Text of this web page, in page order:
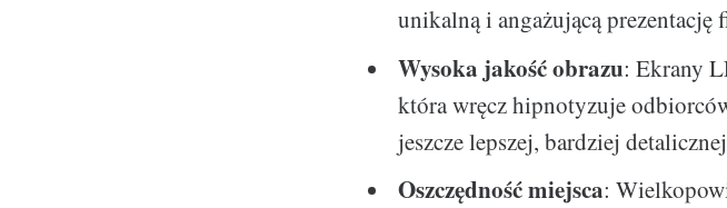
unikalną i angażującą prezentację
Wysoka jakość obrazu: Ekrany
która wręcz hipnotyzuje
jeszcze lepszej, bardziej
Oszczędność miejsca: